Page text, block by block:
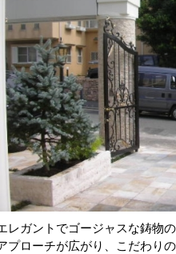
レガントでゴージャスな鋳物
プローチが広がり、こだわり